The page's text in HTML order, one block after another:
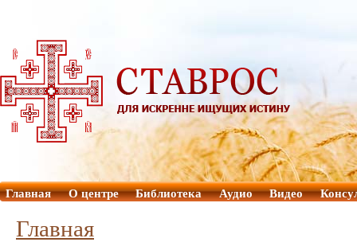
Главная О центре Библиотека Аудио Видео
Главная